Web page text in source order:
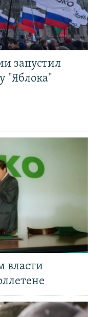
запустил
"Яблока"
власти